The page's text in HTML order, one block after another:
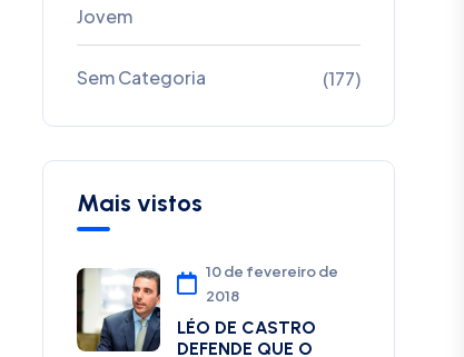
Jovem
Sem Categoria (177)
Mais vistos
10 de fevereiro de
2018
LÉO DE CASTRO
DEFENDE QUE O